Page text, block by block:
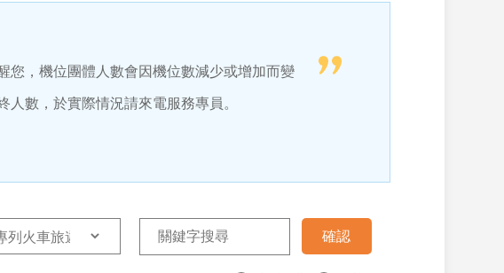
您，機位團體人數會因機位數減少或增加而變
數，於實際情況請來電服務專員。